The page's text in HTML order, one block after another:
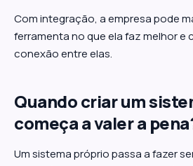
Com integração, a empresa pode
ferramenta no que ela faz melhor e
conexão entre elas.
Quando criar um
começa a valer a
Um sistema próprio passa a fazer